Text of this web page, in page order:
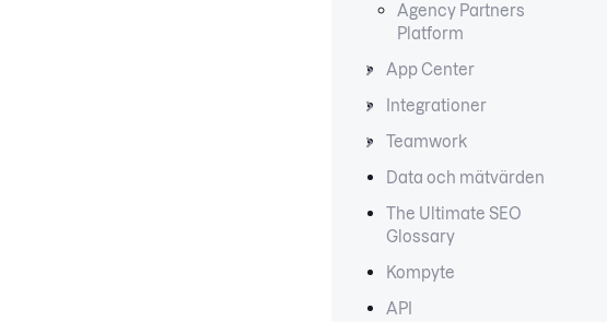
Agency Partners
Platform
App Center
Integrationer
Teamwork
Data och mätvärden
The Ultimate SEO
Glossary
Kompyte
API